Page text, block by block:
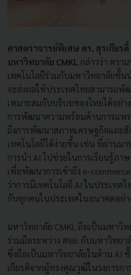
ศาสตราจารย์พิเศษ ดร. สุรเกียร
มหาวิทยาลัย CMKL กล่าวว่า ควา
เทคโนโลยีร่วมกับมหาวิทยาลัยชั้น
จะส่งผลให้ประเทศไทยสามารถ
เหมาะสมกับบริบทของไทยได้อย่า
การพัฒนาความพร้อมด้านการแพ
ถึงการพัฒนาสภาพเศรษฐกิจและสั
เทคโนโลยีได้ง่ายขึ้น เช่น ที่ผ่านม
การนำ AI ไปช่วยในการเรียนรู้ภา
เพื่อพัฒนาการเข้าถึง e-
ว่าการมีเทคโนโลยี AI ในประเทศ
กับทุกคนในประเทศในอนาคตอย่
มหาวิทยาลัย CMKL ถือเป็นมหาวิ
ร่วมมือระหว่าง สจล. กับมหาวิทยา
ซึ่งถือเป็นมหาวิทยาลัยในด้าน AI
เกียรติจากผู้ทรงคุณวุฒิในวงการก